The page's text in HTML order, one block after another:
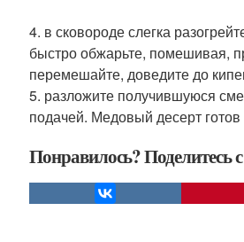
4. в сковороде слегка
быстро обжарьте, помешивая,
перемешайте, доведите до
5. разложите получившуюся
подачей. Медовый десерт
Понравилось? Поделитесь